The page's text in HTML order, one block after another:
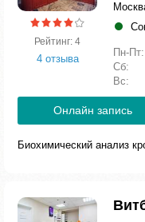
Рейтинг: 4
4 отзыва
Пн-Пт:
Сб:
Вс:
Онлайн запись
Биохимический анализ